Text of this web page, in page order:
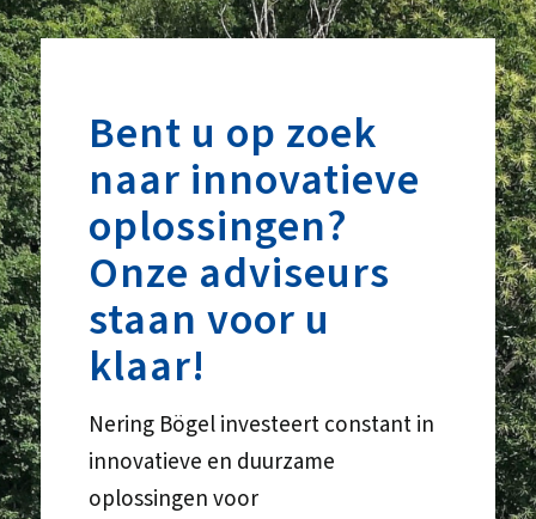
Bent u op zoek
naar innovatieve
oplossingen?
Onze adviseurs
staan voor u
klaar!
Nering Bögel investeert constant in
innovatieve en duurzame
oplossingen voor